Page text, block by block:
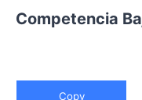
Competencia
Copy